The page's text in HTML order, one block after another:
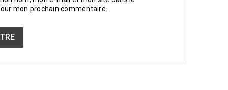
mon prochain commentaire.